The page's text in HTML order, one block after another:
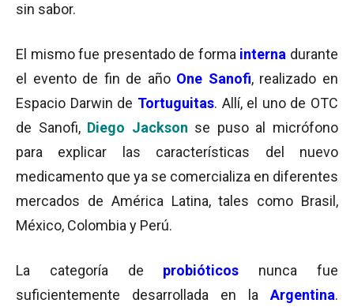
sin sabor.
El mismo fue presentado de forma interna durante
el evento de fin de año One Sanofi, realizado en
Espacio Darwin de Tortuguitas. Allí, el uno de OTC
de Sanofi, Diego Jackson se puso al micrófono
para explicar las características del nuevo
medicamento que ya se comercializa en diferentes
mercados de América Latina, tales como Brasil,
México, Colombia y Perú.
La categoría de probióticos
nunca fue
suficientemente desarrollada en la Argentina.